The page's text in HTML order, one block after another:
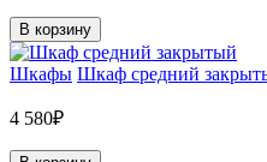
В корзину
Шкафы Шкаф средний
4 580₽